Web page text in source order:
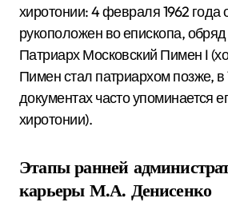
хиротонии: 4 февраля 1962 года
рукоположен во епископа,
Патриарх Московский Пимен I
Пимен стал патриархом позже, в
документах часто упоминается
хиротонии).
Этапы ранней
карьеры М.А. Денисенко